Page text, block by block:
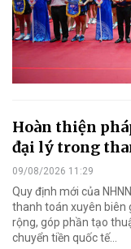
Hoàn thiện
đại lý trong
09/08/2026 11:29
Quy định mới của
thanh toán xuyên biên
rộng, góp phần tạo
chuyển tiền quốc tế...